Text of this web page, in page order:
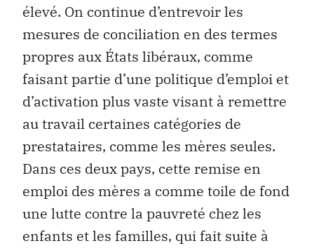
élevé. On continue d’entrevoir les
mesures de conciliation en des termes
propres aux États libéraux, comme
faisant partie d’une politique d’emploi et
d’activation plus vaste visant à remettre
au travail certaines catégories de
prestataires, comme les mères seules.
Dans ces deux pays, cette remise en
emploi des mères a comme toile de fond
une lutte contre la pauvreté chez les
enfants et les familles, qui fait suite à